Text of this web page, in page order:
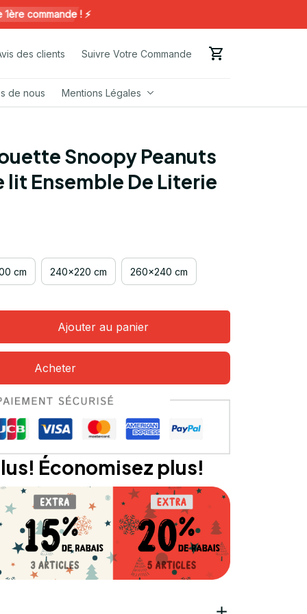
commande ! ⚡️
des clients Suivre Votre Commande
de nous Mentions Légales
Snoopy Peanuts
lit Ensemble De Literie
cm 240x220 cm 260x240 cm
Ajouter au panier
Acheter
Économisez plus!